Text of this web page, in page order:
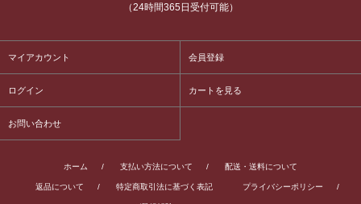
（24時間365日受付可能）
マイアカウント 会員登録
ログイン カートを見る
お問い合わせ
ホーム / 支払い方法について / 配送・送料について
返品について / 特定商取引法に基づく表記 プライバシーポリシー /